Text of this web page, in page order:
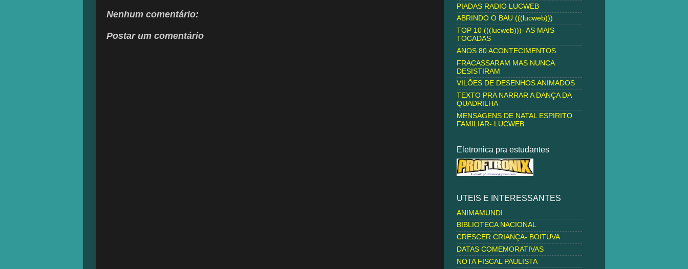
Nenhum comentário:
Postar um comentário
PIADAS RADIO LUCWEB
ABRINDO O BAU (((lucweb)))
TOP 10 (((lucweb)))- AS MAIS
TOCADAS
ANOS 80 ACONTECIMENTOS
FRACASSARAM MAS NUNCA
DESISTIRAM
VILÕES DE DESENHOS ANIMADOS
TEXTO PRA NARRAR A DANÇA DA
QUADRILHA
MENSAGENS DE NATAL ESPIRITO
FAMILIAR- LUCWEB
Eletronica pra estudantes
UTEIS E INTERESSANTES
ANIMAMUNDI
BIBLIOTECA NACIONAL
CRESCER CRIANÇA- BOITUVA
DATAS COMEMORATIVAS
NOTA FISCAL PAULISTA